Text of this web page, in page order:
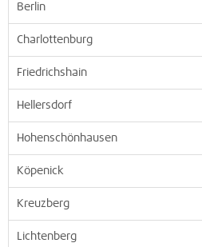
Berlin
Charlottenburg
Friedrichshain
Hellersdorf
Hohenschönhausen
Köpenick
Kreuzberg
Lichtenberg